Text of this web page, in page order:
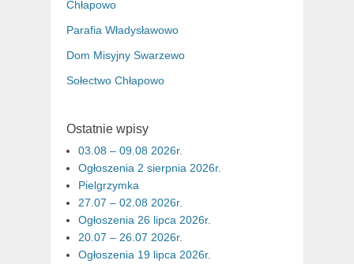
Chłapowo
Parafia Władysławowo
Dom Misyjny Swarzewo
Sołectwo Chłapowo
Ostatnie wpisy
03.08 – 09.08 2026r.
Ogłoszenia 2 sierpnia 2026r.
Pielgrzymka
27.07 – 02.08 2026r.
Ogłoszenia 26 lipca 2026r.
20.07 – 26.07 2026r.
Ogłoszenia 19 lipca 2026r.